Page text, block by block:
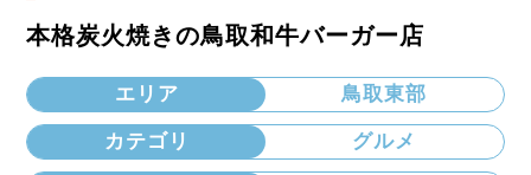
本格炭火焼きの鳥取和牛バーガー店
エリア 鳥取東部
カテゴリ グルメ